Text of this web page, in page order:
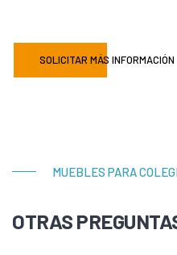
SOLICITAR MÁS INFORMACIÓN
MUEBLES PARA
OTRAS